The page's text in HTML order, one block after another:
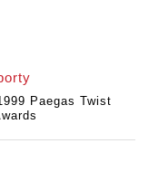
Paegas Twist